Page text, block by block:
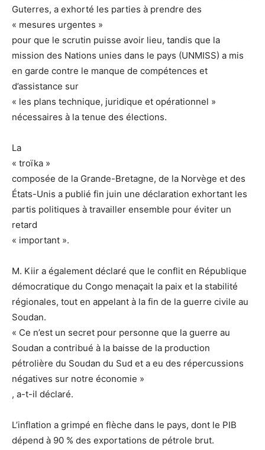
Guterres, a exhorté les parties à prendre des
« mesures urgentes »
pour que le scrutin puisse avoir lieu, tandis que la
mission des Nations unies dans le pays (UNMISS) a mis
en garde contre le manque de compétences et
d’assistance sur
« les plans technique, juridique et opérationnel »
nécessaires à la tenue des élections.
La
« troïka »
composée de la Grande-Bretagne, de la Norvège et des
États-Unis a publié fin juin une déclaration exhortant les
partis politiques à travailler ensemble pour éviter un
retard
« important ».
M. Kiir a également déclaré que le conflit en République
démocratique du Congo menaçait la paix et la stabilité
régionales, tout en appelant à la fin de la guerre civile au
Soudan.
« Ce n’est un secret pour personne que la guerre au
Soudan a contribué à la baisse de la production
pétrolière du Soudan du Sud et a eu des répercussions
négatives sur notre économie »
, a-t-il déclaré.
L’inflation a grimpé en flèche dans le pays, dont le PIB
dépend à 90 % des exportations de pétrole brut.